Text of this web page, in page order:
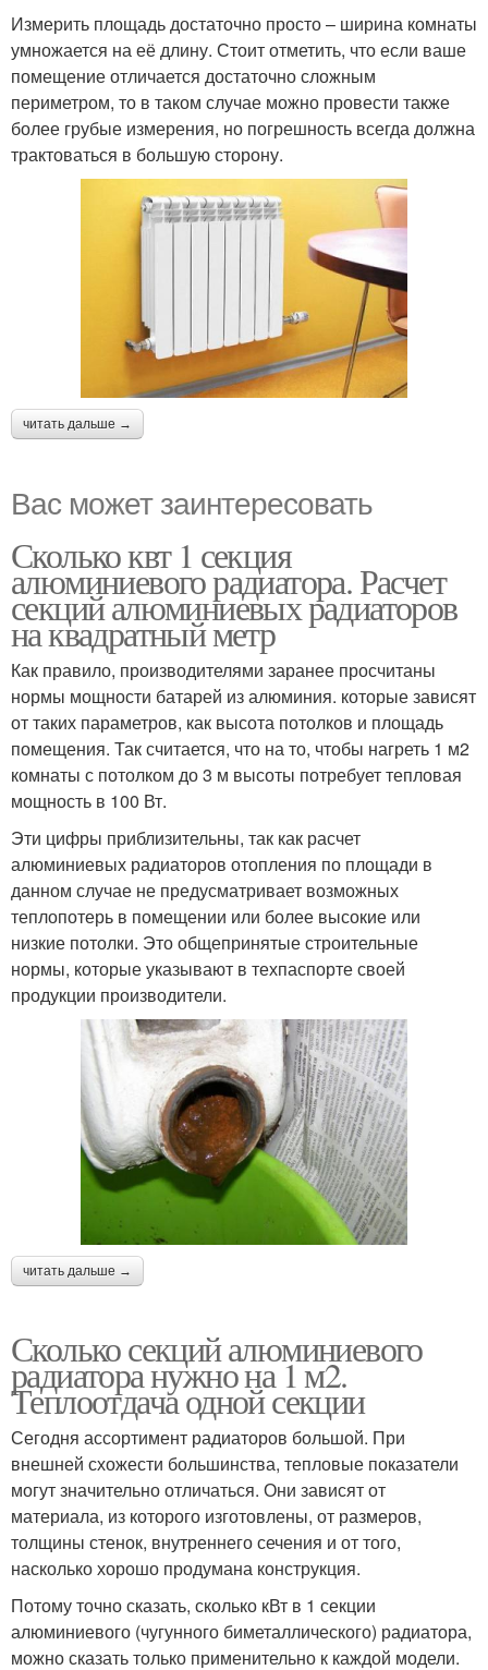
Измерить площадь достаточно просто – ширина комнаты
умножается на её длину. Стоит отметить, что если ваше
помещение отличается достаточно сложным
периметром, то в таком случае можно провести также
более грубые измерения, но погрешность всегда должна
трактоваться в большую сторону.
читать дальше →
Вас может заинтересовать
Сколько квт 1 секция
алюминиевого радиатора. Расчет
секций алюминиевых радиаторов
на квадратный метр
Как правило, производителями заранее просчитаны
нормы мощности батарей из алюминия. которые зависят
от таких параметров, как высота потолков и площадь
помещения. Так считается, что на то, чтобы нагреть 1 м2
комнаты с потолком до 3 м высоты потребует тепловая
мощность в 100 Вт.
Эти цифры приблизительны, так как расчет
алюминиевых радиаторов отопления по площади в
данном случае не предусматривает возможных
теплопотерь в помещении или более высокие или
низкие потолки. Это общепринятые строительные
нормы, которые указывают в техпаспорте своей
продукции производители.
читать дальше →
Сколько секций алюминиевого
радиатора нужно на 1 м2.
Теплоотдача одной секции
Сегодня ассортимент радиаторов большой. При
внешней схожести большинства, тепловые показатели
могут значительно отличаться. Они зависят от
материала, из которого изготовлены, от размеров,
толщины стенок, внутреннего сечения и от того,
насколько хорошо продумана конструкция.
Потому точно сказать, сколько кВт в 1 секции
алюминиевого (чугунного биметаллического) радиатора,
можно сказать только применительно к каждой модели.